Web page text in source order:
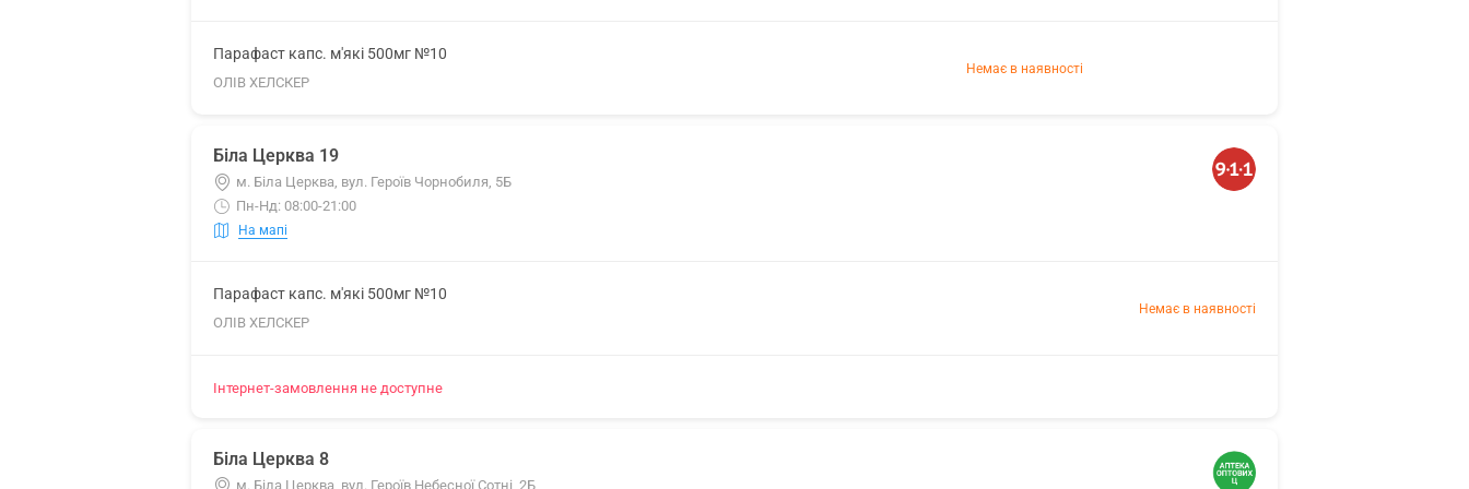
Парафаст капс. м'які 500мг №10
ОЛІВ ХЕЛСКЕР
Немає в наявності
Біла Церква 19
м. Біла Церква, вул. Героїв Чорнобиля, 5Б
Пн-Нд: 08:00-21:00
На мапі
Парафаст капс. м'які 500мг №10
ОЛІВ ХЕЛСКЕР
Немає в наявності
Інтернет-замовлення не доступне
Біла Церква 8
м. Біла Церква, вул. Героїв Небесної Сотні, 2Б